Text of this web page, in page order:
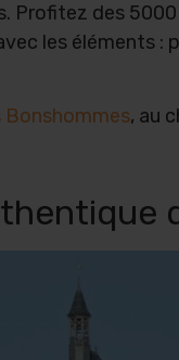
des
les éléments :
Bonshommes, au